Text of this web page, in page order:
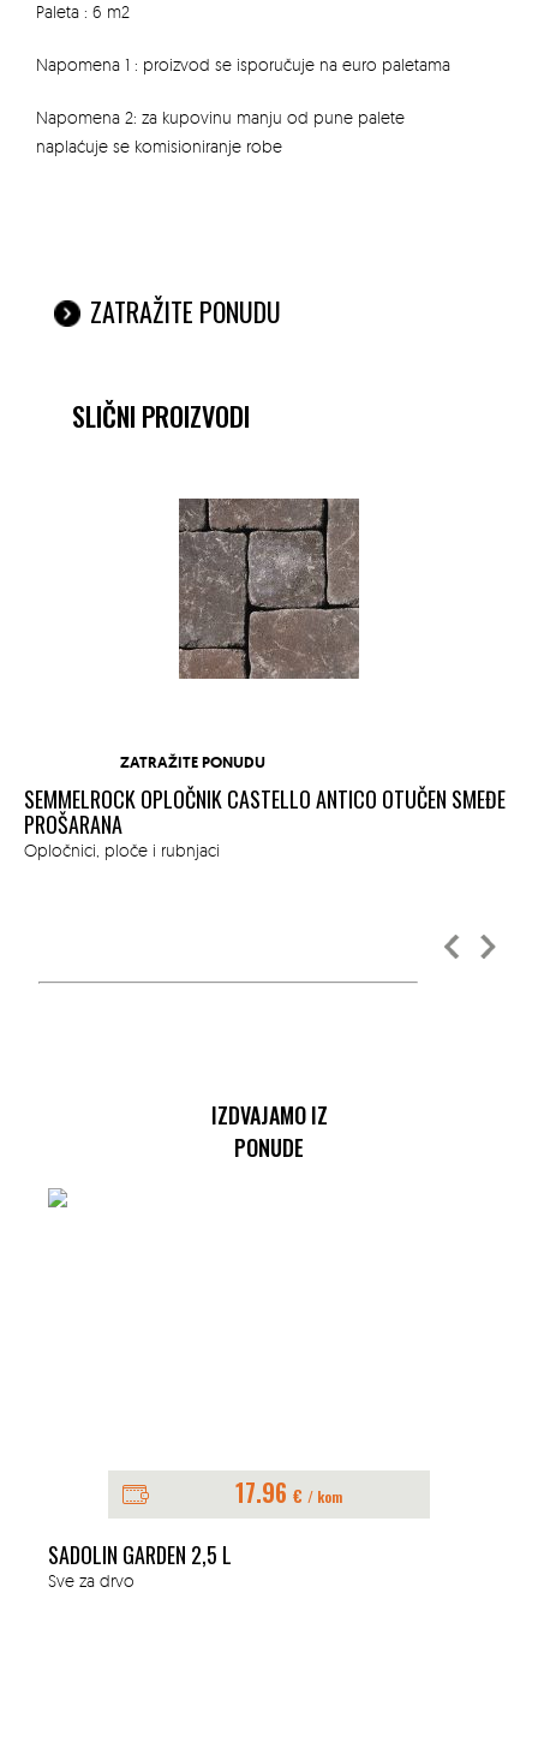
Paleta : 6 m2
Napomena 1 : proizvod se isporučuje na euro paletama
Napomena 2: za kupovinu manju od pune palete
naplaćuje se komisioniranje robe
ZATRAŽITE PONUDU
SLIČNI PROIZVODI
ZATRAŽITE PONUDU
SEMMELROCK OPLOČNIK CASTELLO ANTICO OTUČEN SMEĐE
PROŠARANA
Opločnici, ploče i rubnjaci
IZDVAJAMO IZ
PONUDE
17.96 € / kom
SADOLIN GARDEN 2,5 L
Sve za drvo